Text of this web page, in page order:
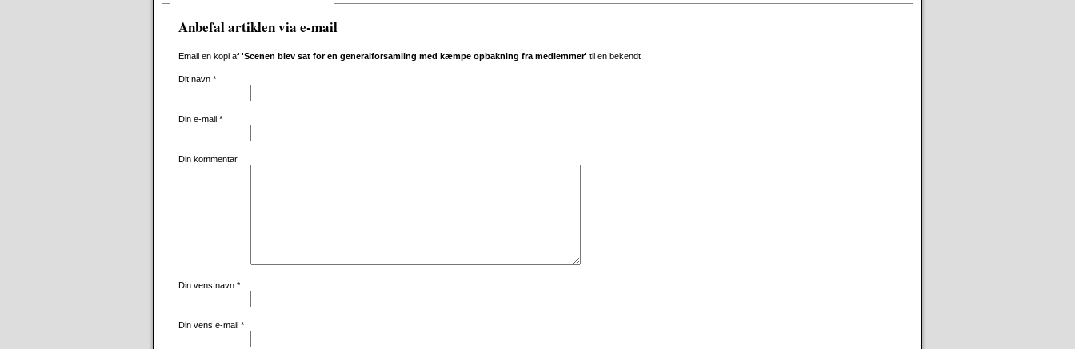
Anbefal artiklen via e-mail
Email en kopi af 'Scenen blev sat for en generalforsamling med kæmpe opbakning fra medlemmer' til en bekendt
Dit navn *
Din e-mail *
Din kommentar
Din vens navn *
Din vens e-mail *